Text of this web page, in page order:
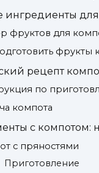
ингредиенты для
фруктов для
фрукты
рецепт
по
компота
с компотом:
с пряностями
Приготовление